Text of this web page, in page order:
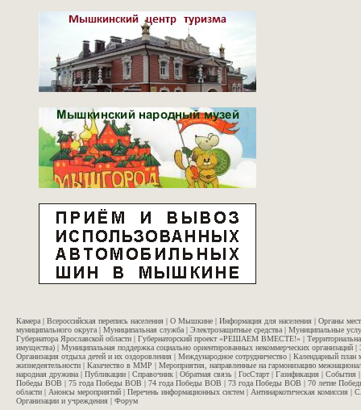
Камера | Всероссийская перепись населения | О Мышкине | Информация для населения | Органы
муниципального округа | Муниципальная служба | Электрозащитные средства | Муниципальные
Губернатора Ярославской области | Губернаторский проект «РЕШАЕМ ВМЕСТЕ!» |
имущества) | Муниципальная поддержка социально ориентированных некоммерческих организаций |
Организация отдыха детей и их оздоровления | Международное сотрудничество | Календарный план
жизнедеятельности | Казачество в ММР | Мероприятия, направленные на гармонизацию
народная дружина | Публикации | Справочник | Обратная связь | ГосСтарт| Газификация | События
Победы ВОВ | 75 года Победы ВОВ | 74 года Победы ВОВ | 73 года Победы ВОВ | 70 летие
области | Анонсы мероприятий | Перечень информационных систем | Антинаркотическая комиссия |
Организации и учреждения | Форум